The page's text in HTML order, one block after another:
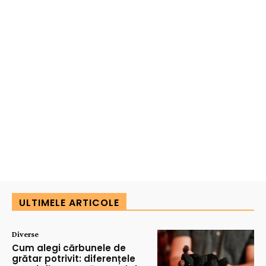
ULTIMELE ARTICOLE
Diverse
Cum alegi cărbunele de
grătar potrivit: diferențele